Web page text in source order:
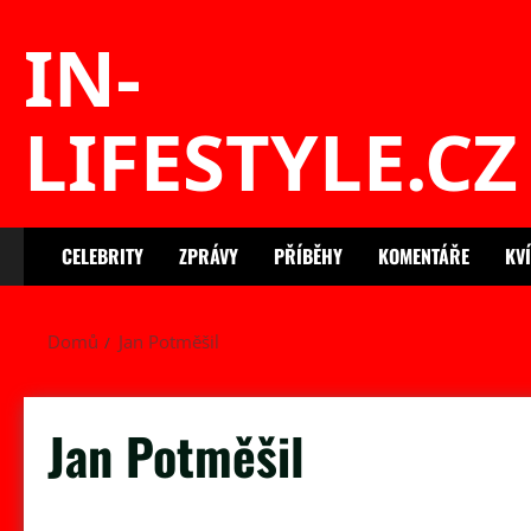
IN-
LIFESTYLE.CZ
CELEBRITY ZPRÁVY PŘÍBĚHY KOMENTÁŘE
Domů Jan Potměšil
Jan Potměšil